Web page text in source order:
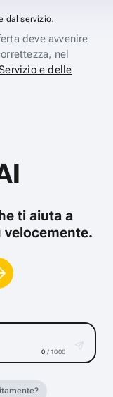
dal servizio.
deve avvenire
nel
e delle
ti aiuta a
velocemente.
0 / 1000